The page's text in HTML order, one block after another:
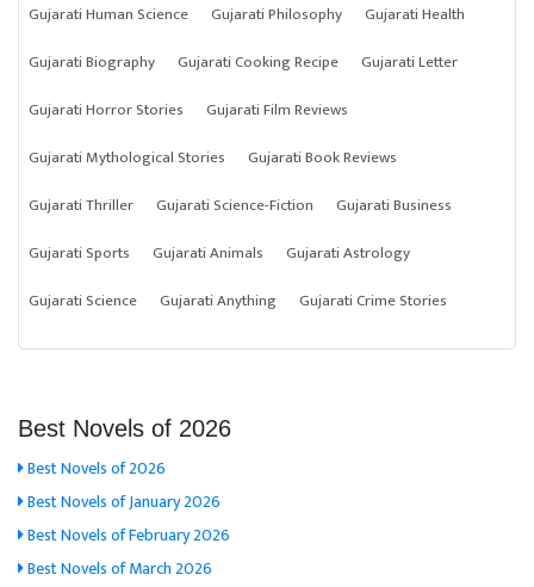
Gujarati Human Science
Gujarati Philosophy
Gujarati Health
Gujarati Biography
Gujarati Cooking Recipe
Gujarati Letter
Gujarati Horror Stories
Gujarati Film Reviews
Gujarati Mythological Stories
Gujarati Book Reviews
Gujarati Thriller
Gujarati Science-Fiction
Gujarati Business
Gujarati Sports
Gujarati Animals
Gujarati Astrology
Gujarati Science
Gujarati Anything Gujarati Crime Stories
Best Novels of 2026
Best Novels of 2026
Best Novels of January 2026
Best Novels of February 2026
Best Novels of March 2026